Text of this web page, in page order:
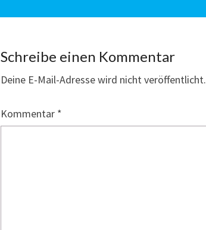
Schreibe einen Kommentar
Deine E-Mail-Adresse wird nicht veröffentlicht.
Kommentar *